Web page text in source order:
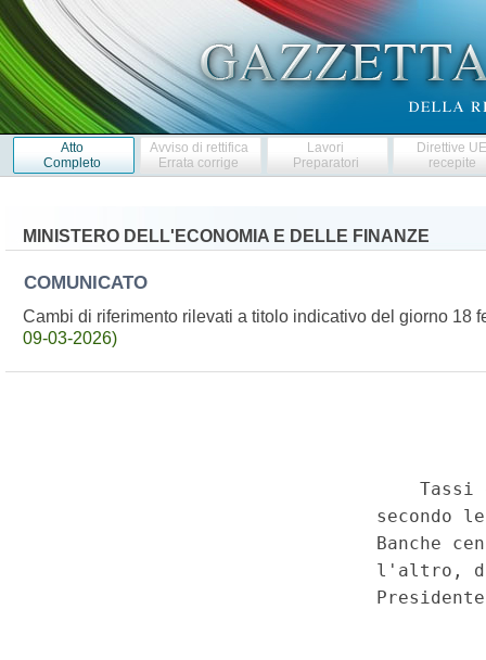
Atto
Completo
Avviso di rettifica
Errata corrige
Lavori
Preparatori
Direttive
recepite
MINISTERO DELL'ECONOMIA E DELLE FINANZE
COMUNICATO
Cambi di riferimento rilevati a titolo indicativo del giorno 18
09-03-2026)